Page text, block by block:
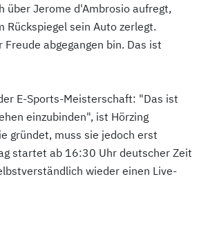
über Jerome d'Ambrosio aufregt,
sein Auto zerlegt.
abgegangen bin. Das ist
E-Sports-Meisterschaft: "Das ist
einzubinden", ist Hörzing
gründet, muss sie jedoch erst
startet ab 16:30 Uhr deutscher Zeit
wieder einen Live-